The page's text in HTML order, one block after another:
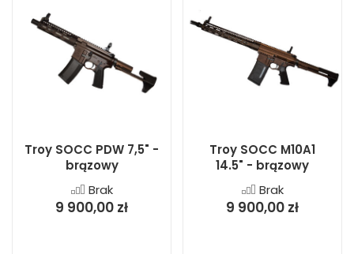
Troy SOCC PDW 7,5" -
brązowy
Brak
9 900,00 zł
Troy SOCC M10A1
14.5" - brązowy
Brak
9 900,00 zł